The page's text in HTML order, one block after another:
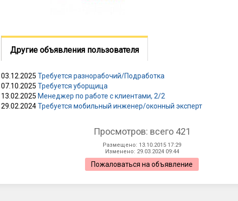
Другие объявления пользователя
03.12.2025 Требуется разнорабочий/Подработка
07.10.2025 Требуется уборщица
13.02.2025 Менеджер по работе с клиентами, 2/2
29.02.2024Требуется мобильный инженер/оконный эксперт
Просмотров: всего 421
Размещено: 13.10.2015 17:29
Изменено: 29.03.2024 09:44
Пожаловаться на объявление